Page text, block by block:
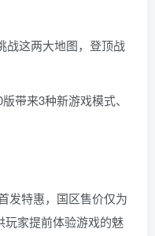
战这两大地图，登顶战
带来3种新游戏模式、
发特惠，国区售价仅为
玩家提前体验游戏的魅